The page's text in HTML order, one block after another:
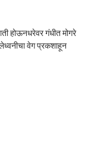
होऊनधरेवर गंधीत मोगरे
वेग प्रकशाहून